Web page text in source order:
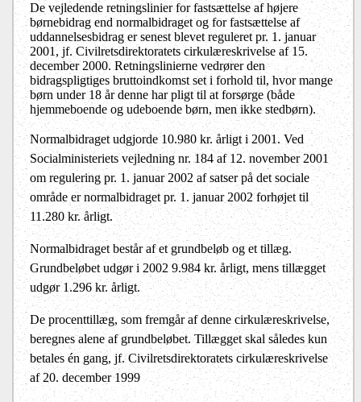
De vejledende retningslinier for fastsættelse af højere
børnebidrag end normalbidraget og for fastsættelse af
uddannelsesbidrag er senest blevet reguleret pr. 1. januar
2001, jf. Civilretsdirektoratets cirkulæreskrivelse af 15.
december 2000. Retningslinierne vedrører den
bidragspligtiges bruttoindkomst set i forhold til, hvor mange
børn under 18 år denne har pligt til at forsørge (både
hjemmeboende og udeboende børn, men ikke stedbørn).
Normalbidraget udgjorde 10.980 kr. årligt i 2001. Ved
Socialministeriets vejledning nr. 184 af 12. november 2001
om regulering pr. 1. januar 2002 af satser på det sociale
område er normalbidraget pr. 1. januar 2002 forhøjet til
11.280 kr. årligt.
Normalbidraget består af et grundbeløb og et tillæg.
Grundbeløbet udgør i 2002 9.984 kr. årligt, mens tillægget
udgør 1.296 kr. årligt.
De procenttillæg, som fremgår af denne cirkulæreskrivelse,
beregnes alene af grundbeløbet. Tillægget skal således kun
betales én gang, jf. Civilretsdirektoratets cirkulæreskrivelse
af 20. december 1999